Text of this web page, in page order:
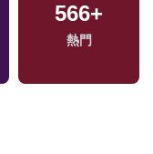
2665+
生活